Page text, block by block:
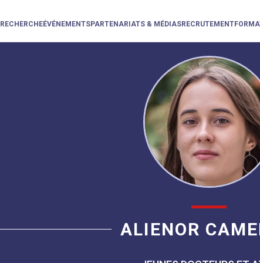
RECHERCHEÉVÉNEMENTSPARTENARIATS & MÉDIASRECRUTEMENT
ALIENOR